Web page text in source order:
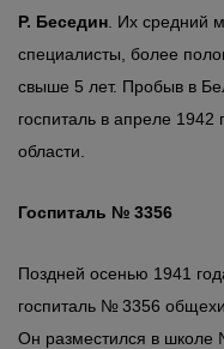
Р. Беседин . Их средний
специалисты, более
свыше 5 лет. Пробыв в
госпиталь в апреле
области.
Госпиталь № 3356
Поздней осенью 1941
госпиталь № 3356
Он разместился в